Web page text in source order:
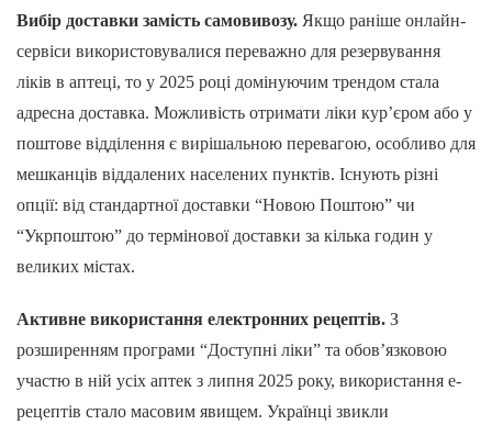
Вибір доставки замість самовивозу. Якщо раніше онлайн-
сервіси використовувалися переважно для резервування
ліків в аптеці, то у 2025 році домінуючим трендом стала
адресна доставка. Можливість отримати ліки кур’єром або у
поштове відділення є вирішальною перевагою, особливо для
мешканців віддалених населених пунктів. Існують різні
опції: від стандартної доставки “Новою Поштою” чи
“Укрпоштою” до термінової доставки за кілька годин у
великих містах.
Активне використання електронних рецептів. З
розширенням програми “Доступні ліки” та обов’язковою
участю в ній усіх аптек з липня 2025 року, використання е-
рецептів стало масовим явищем. Українці звикли